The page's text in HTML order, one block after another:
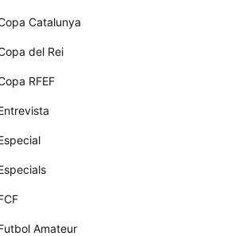
Catalunya
del Rei
RFEF
Amateur